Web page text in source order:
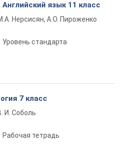
Английский язык 11 класс
Нерсисян, А.О. Пироженко
Уровень стандарта
7 класс
И. Соболь
Рабочая тетрадь